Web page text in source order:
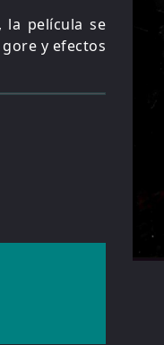
película se
y efectos